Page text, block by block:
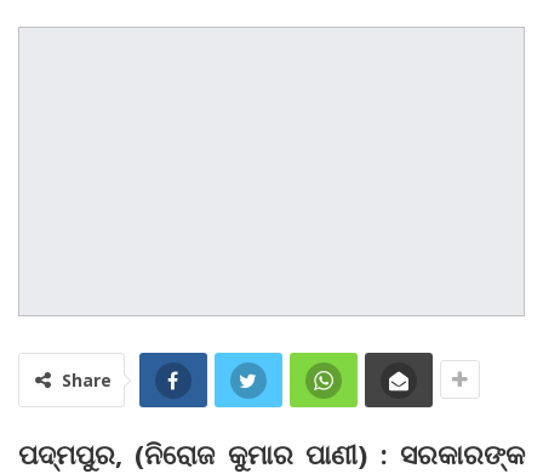
Share
ପଦ୍ମପୁର, (ନିରୋଜ କୁମାର ପାଣୀ) : ସରକାରଙ୍କ